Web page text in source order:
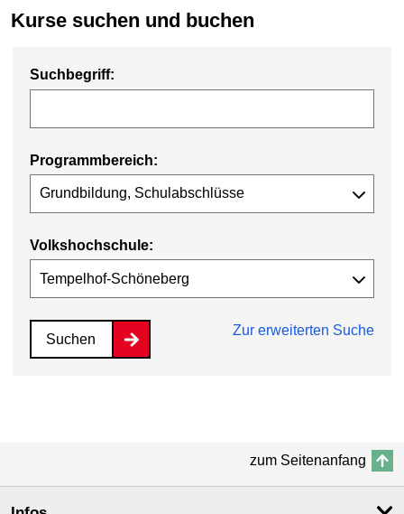
Kurse suchen und buchen
Suchbegriff:
Programmbereich:
Volkshochschule:
Suchen
Zur erweiterten Suche
zum Seitenanfang